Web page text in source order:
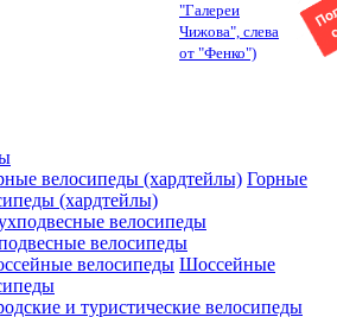
"Галереи
Чижова", слева
от "Фенко")
Горные
(хардтейлы)
велосипеды
Шоссейные